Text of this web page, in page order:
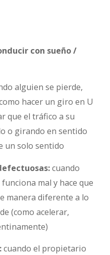
con sueño /
alguien se pierde,
hacer un giro en U
que el tráfico a su
o girando en sentido
un solo sentido
cuando
mal y hace que
manera diferente a lo
(como acelerar,
cuando el propietario